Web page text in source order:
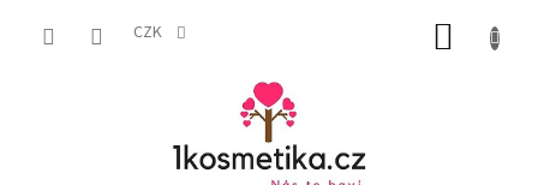
CZK